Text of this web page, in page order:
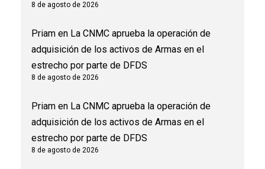
8 de agosto de 2026
Priam en La CNMC aprueba la operación de
adquisición de los activos de Armas en el
estrecho por parte de DFDS
8 de agosto de 2026
Priam en La CNMC aprueba la operación de
adquisición de los activos de Armas en el
estrecho por parte de DFDS
8 de agosto de 2026